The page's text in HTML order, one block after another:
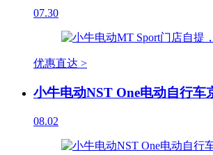
07.30
优惠直达 >
小牛电动NST One电动自行车
08.02